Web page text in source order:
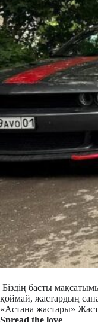
Біздің басты
қоймай, жастардың
«Астана жастары»
Spread the love